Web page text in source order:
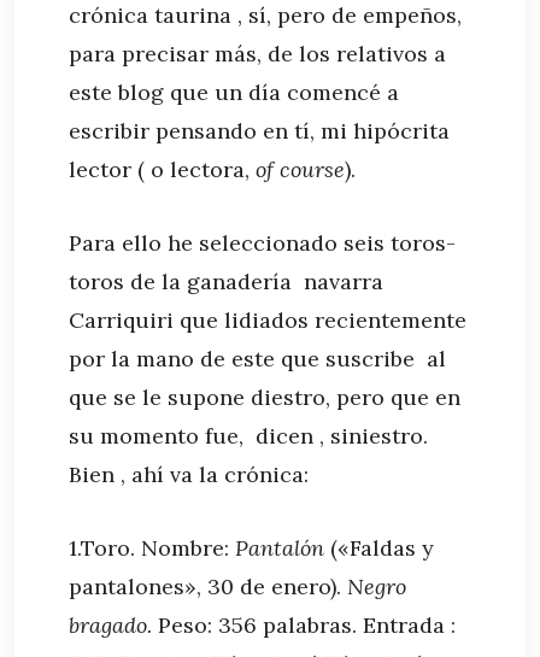
crónica taurina , sí, pero de empeños,
para precisar más, de los relativos a
este blog que un día comencé a
escribir pensando en tí, mi hipócrita
lector ( o lectora, of course).
Para ello he seleccionado seis toros-
toros de la ganadería navarra
Carriquiri que lidiados recientemente
por la mano de este que suscribe al
que se le supone diestro, pero que en
su momento fue, dicen , siniestro.
Bien , ahí va la crónica:
1.Toro. Nombre: Pantalón («Faldas y
pantalones», 30 de enero). Negro
bragado. Peso: 356 palabras. Entrada :